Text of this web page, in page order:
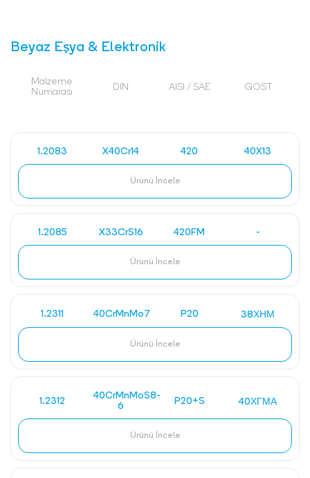
Beyaz Eşya & Elektronik
Malzeme
Numarası
DIN AISI / SAE GOST
1.2083 X40Cr14 420 40X13
Ürünü İncele
1.2085 X33CrS16 420FM -
Ürünü İncele
1.2311 40CrMnMo7 P20 38ХНМ
Ürünü İncele
1.2312
40CrMnMoS8-
6
P20+S 40ХГМА
Ürünü İncele